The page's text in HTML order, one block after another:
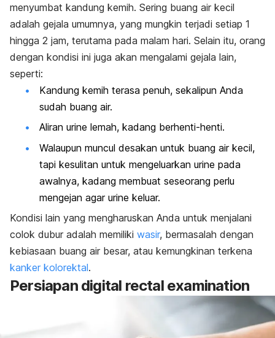
menyumbat kandung kemih. Sering buang air kecil
adalah gejala umumnya, yang mungkin terjadi setiap 1
hingga 2 jam, terutama pada malam hari. Selain itu, orang
dengan kondisi ini juga akan mengalami gejala lain,
seperti:
Kandung kemih terasa penuh, sekalipun Anda
sudah buang air.
Aliran urine lemah, kadang berhenti-henti.
Walaupun muncul desakan untuk buang air kecil,
tapi kesulitan untuk mengeluarkan urine pada
awalnya, kadang membuat seseorang perlu
mengejan agar urine keluar.
Kondisi lain yang mengharuskan Anda untuk menjalani
colok dubur adalah memiliki wasir, bermasalah dengan
kebiasaan buang air besar, atau kemungkinan terkena
kanker kolorektal.
Persiapan digital rectal examination